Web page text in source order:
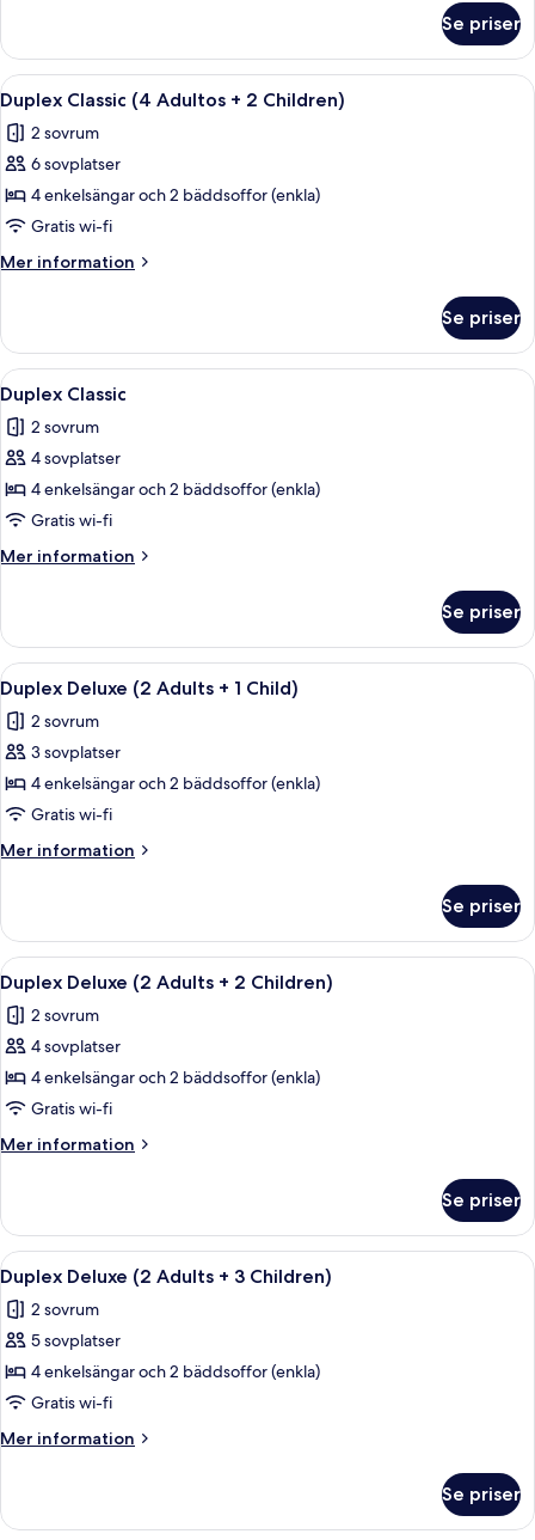
1
Child)
Classic
(4
Adults
Child)
Se priser
Öppna
alla
foton
för
Duplex
Classic
(4
Adultos
2
Children)
En modern uteplats med en
9
Duplex Classic (4 Adultos + 2 Children)
2 sovrum
6 sovplatser
4 enkelsängar och 2 bäddsoffor (enkla)
Gratis wi-fi
Mer information
Mer
Classic
(4
Adultos
2
Children)
Se priser
Öppna
alla
foton
för
Duplex
Classic
En modern uteplats med en
8
Duplex Classic
2 sovrum
4 sovplatser
4 enkelsängar och 2 bäddsoffor (enkla)
Gratis wi-fi
Mer information
Mer
Classic
Se priser
Öppna
alla
foton
för
Duplex
Deluxe
(2
Adults
1
Child)
9
Duplex Deluxe (2 Adults + 1 Child)
2 sovrum
3 sovplatser
4 enkelsängar och 2 bäddsoffor (enkla)
Gratis wi-fi
Mer information
Mer
Deluxe
(2
Adults
Child)
Se priser
Öppna
alla
foton
för
Duplex
Deluxe
(2
Adults
2
Children)
9
Duplex Deluxe (2 Adults + 2 Children)
2 sovrum
4 sovplatser
4 enkelsängar och 2 bäddsoffor (enkla)
Gratis wi-fi
Mer information
Mer
Deluxe
(2
Adults
2
Children)
Se priser
Öppna
alla
foton
för
Duplex
Deluxe
(2
Adults
3
9
Duplex Deluxe (2 Adults + 3 Children)
2 sovrum
5 sovplatser
4 enkelsängar och 2 bäddsoffor (enkla)
Gratis wi-fi
Mer information
Mer
Deluxe
Se priser